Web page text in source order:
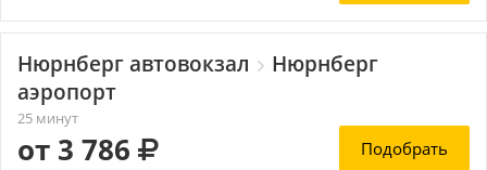
Нюрнберг автовокзал
Нюрнберг
аэропорт
25 минут
от 3 786 Подобрать